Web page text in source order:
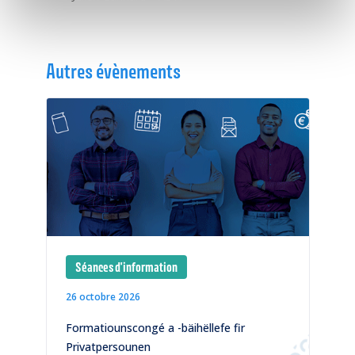
Autres évènements
Séances d'information
26 octobre 2026
Formatiounscongé a -bäihëllefe fir
Privatpersounen